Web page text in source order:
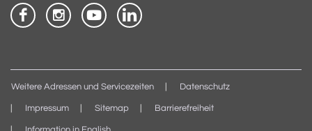
Weitere Adressen und Servicezeiten Datenschutz
Impressum Sitemap Barrierefreiheit